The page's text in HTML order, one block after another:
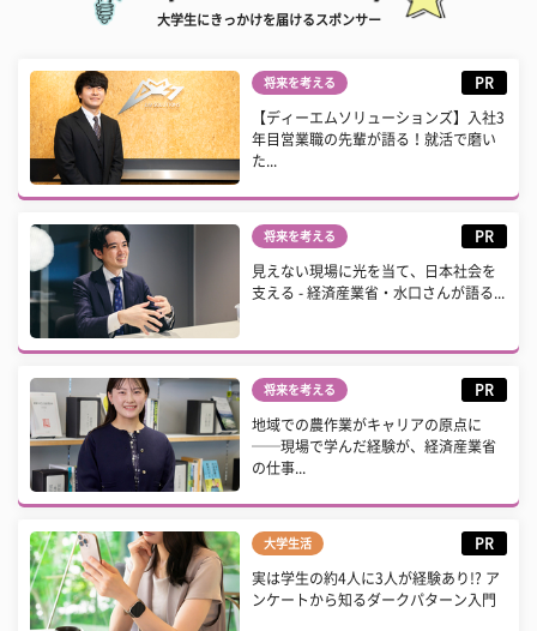
大学生にきっかけを届けるスポンサー
将来を考える PR
【ディーエムソリューションズ】入社3
年目営業職の先輩が語る！就活で磨い
た...
将来を考える PR
見えない現場に光を当て、日本社会を
支える - 経済産業省・水口さんが語る...
将来を考える PR
地域での農作業がキャリアの原点に
──現場で学んだ経験が、経済産業省
の仕事...
大学生活 PR
実は学生の約4人に3人が経験あり!? ア
ンケートから知るダークパターン入門